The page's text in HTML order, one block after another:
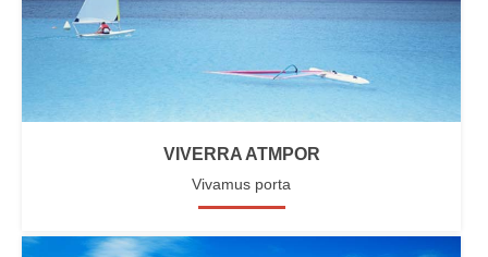
VIVERRA ATMPOR
Vivamus porta